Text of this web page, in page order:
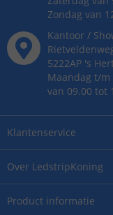
Over LedstripKoning
Product informatie
Klantenservice
Zondag van
Kantoor /
5222AP 's
Maandag t/
van 09.00 tot